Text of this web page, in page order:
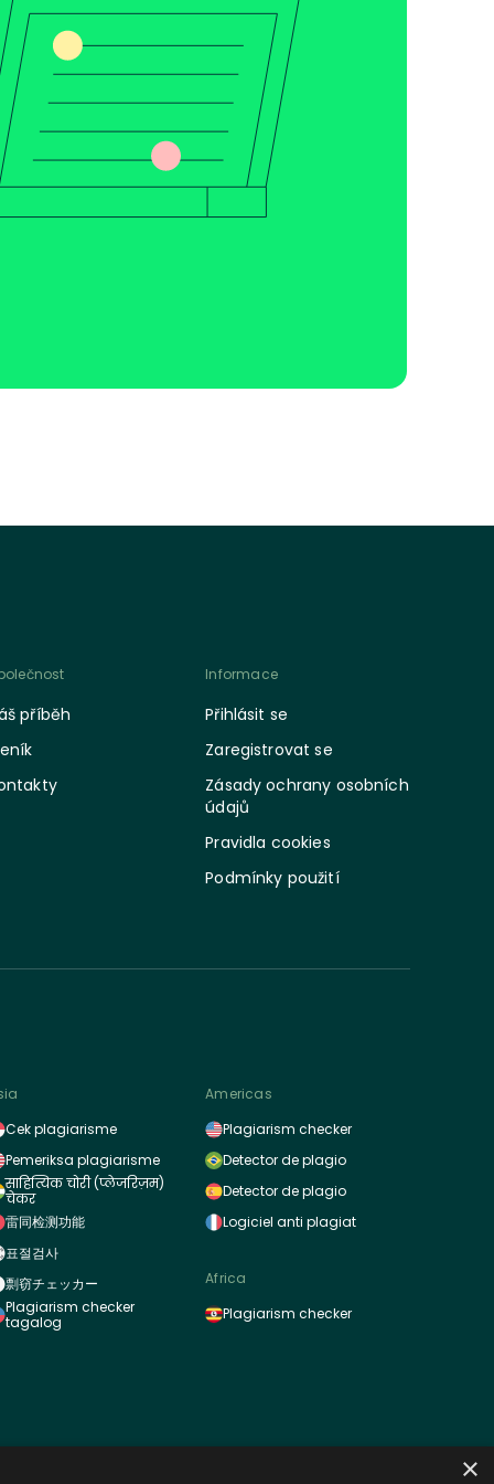
příběh
Informace
Přihlásit se
Zaregistrovat se
Zásady ochrany osobních
údajů
Pravidla cookies
Podmínky použití
Cek plagiarisme
Pemeriksa plagiarisme
साहित्यिक चोरी (प्लेजरिज़म)
चेकर
雷同检测功能
표절검사
剽窃チェッカー
Plagiarism checker
tagalog
Americas
Plagiarism checker
Detector de plagio
Detector de plagio
Logiciel anti plagiat
Africa
Plagiarism checker
×